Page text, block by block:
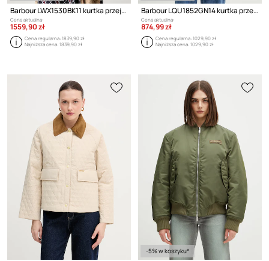
Barbour LWX1530BK11 kurtka przejściowa damska bawełniana
Cena aktualna:
1559,90 zł
Cena regularna:1839,90 zł
Najniższa cena:1839,90 zł
Barbour LQU1852GN14 kurtka przejściowa damska
Cena aktualna:
874,99 zł
Cena regularna:1029,90 zł
Najniższa cena:1029,90 zł
-5% w koszyku*